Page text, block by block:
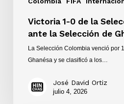
Victoria 1-0 de la
ante la Selección de
La Selección Colombia venció por
Ghanésa y se clasificó a los…
José David Ortiz
julio 4, 2026